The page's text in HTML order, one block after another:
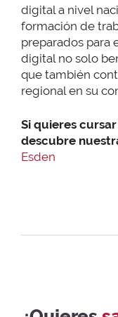
digital a nivel
formación de
preparados para
digital no solo
que también
regional en su
Si quieres
descubre
Esden